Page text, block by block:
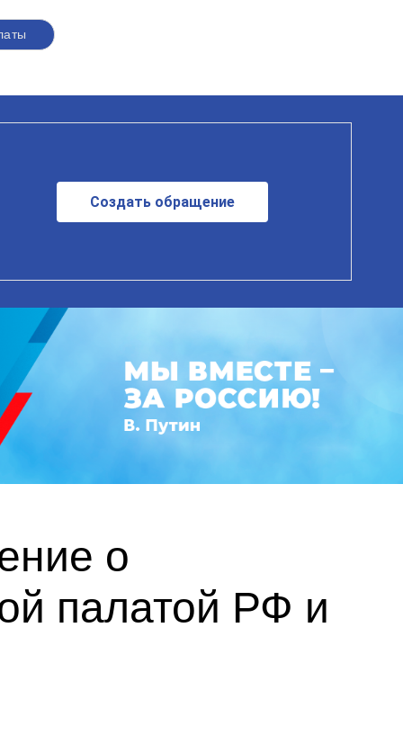
Создать обращение
о
палатой РФ и